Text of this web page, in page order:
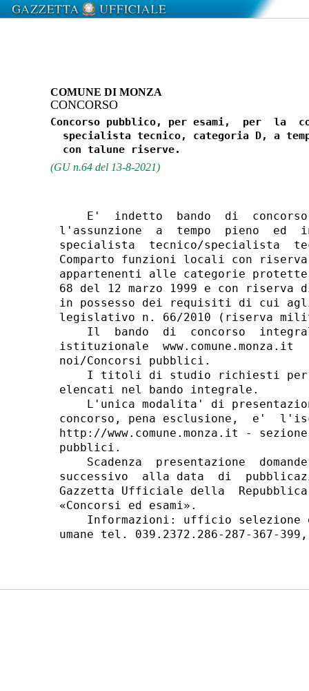
COMUNE DI MONZA
CONCORSO
Concorso pubblico, per esami,  per  la
specialista tecnico, categoria D, a
(GU n.64 del 13-8-2021)
E'  indetto  bando  di
l'assunzione  a  tempo  pieno  ed
specialista  tecnico/specialista
Comparto funzioni locali con
appartenenti alle categorie
68 del 12 marzo 1999 e con
in possesso dei requisiti di cui
legislativo n. 66/2010 (riserva
Il  bando  di  concorso
istituzionale  www.comune.monza.it
noi/Concorsi pubblici.
I titoli di studio richiesti
elencati nel bando integrale.
L'unica modalita' di
concorso, pena esclusione,  e'
http://www.comune.monza.it -
pubblici.
Scadenza  presentazione
successivo  alla data  di
Gazzetta Ufficiale della
«Concorsi ed esami».
Informazioni: ufficio selezione
umane tel. 039.2372.286-287-367-